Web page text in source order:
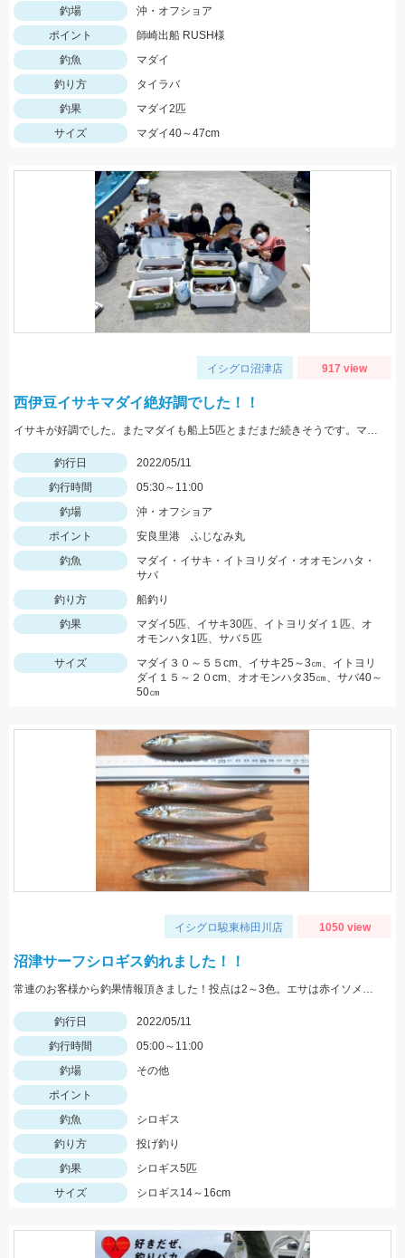
釣場
沖・オフショア
ポイント
師崎出船 RUSH様
釣魚
マダイ
釣り方
タイラバ
釣果
マダイ2匹
サイズ
マダイ40～47cm
イシグロ沼津店 917 view
西伊豆イサキマダイ絶好調でした！！
イサキが好調でした。またマダイも船上5匹とまだまだ続きそうです。マダイなら12ｍのハリス、イサキなら5ｍハリスに2本針が効果絶大でした。
釣行日
2022/05/11
釣行時間
05:30～11:00
釣場
沖・オフショア
ポイント
安良里港 ふじなみ丸
釣魚
マダイ・イサキ・イトヨリダイ・オオモンハタ・
サバ
釣り方
船釣り
釣果
マダイ5匹、イサキ30匹、イトヨリダイ１匹、オ
オモンハタ1匹、サバ５匹
サイズ
マダイ３０～５５cm、イサキ25～3㎝、イトヨリ
ダイ１５～２０cm、オオモンハタ35㎝、サバ40～
50㎝
イシグロ駿東柿田川店 1050 view
沼津サーフシロギス釣れました！！
常連のお客様から釣果情報頂きました！投点は2～3色。エサは赤イソメを使用。
釣行日
2022/05/11
釣行時間
05:00～11:00
釣場
その他
ポイント
釣魚
シロギス
釣り方
投げ釣り
釣果
シロギス5匹
サイズ
シロギス14～16cm